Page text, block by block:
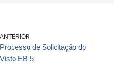
ANTERIOR
Processo de Solicitação do
Visto EB-5